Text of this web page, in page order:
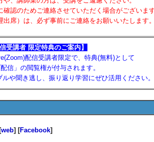
認のためご連絡させていただく場合がございます
席）は、必ず事前にご連絡をお願いいたします。
受講者 限定特典のご案内】
配信受講者限定で、特典(無料)として
信」の閲覧権が付与されます。
や聞き逃し、振り返り学習にぜひ活用ください。
web] [Facebook]